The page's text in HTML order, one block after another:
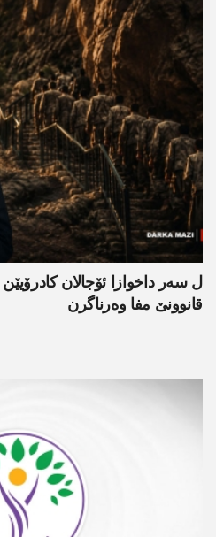
ل سەر داخوازا ئۆجالان
قانوونێ مفا وەرناگرن